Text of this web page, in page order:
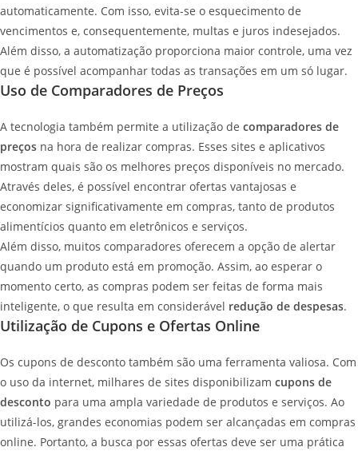
automaticamente. Com isso, evita-se o esquecimento de
vencimentos e, consequentemente, multas e juros indesejados.
Além disso, a automatização proporciona maior controle, uma vez
que é possível acompanhar todas as transações em um só lugar.
Uso de Comparadores de Preços
A tecnologia também permite a utilização de comparadores de
preços na hora de realizar compras. Esses sites e aplicativos
mostram quais são os melhores preços disponíveis no mercado.
Através deles, é possível encontrar ofertas vantajosas e
economizar significativamente em compras, tanto de produtos
alimentícios quanto em eletrônicos e serviços.
Além disso, muitos comparadores oferecem a opção de alertar
quando um produto está em promoção. Assim, ao esperar o
momento certo, as compras podem ser feitas de forma mais
inteligente, o que resulta em considerável redução de despesas.
Utilização de Cupons e Ofertas Online
Os cupons de desconto também são uma ferramenta valiosa. Com
o uso da internet, milhares de sites disponibilizam cupons de
desconto para uma ampla variedade de produtos e serviços. Ao
utilizá-los, grandes economias podem ser alcançadas em compras
online. Portanto, a busca por essas ofertas deve ser uma prática